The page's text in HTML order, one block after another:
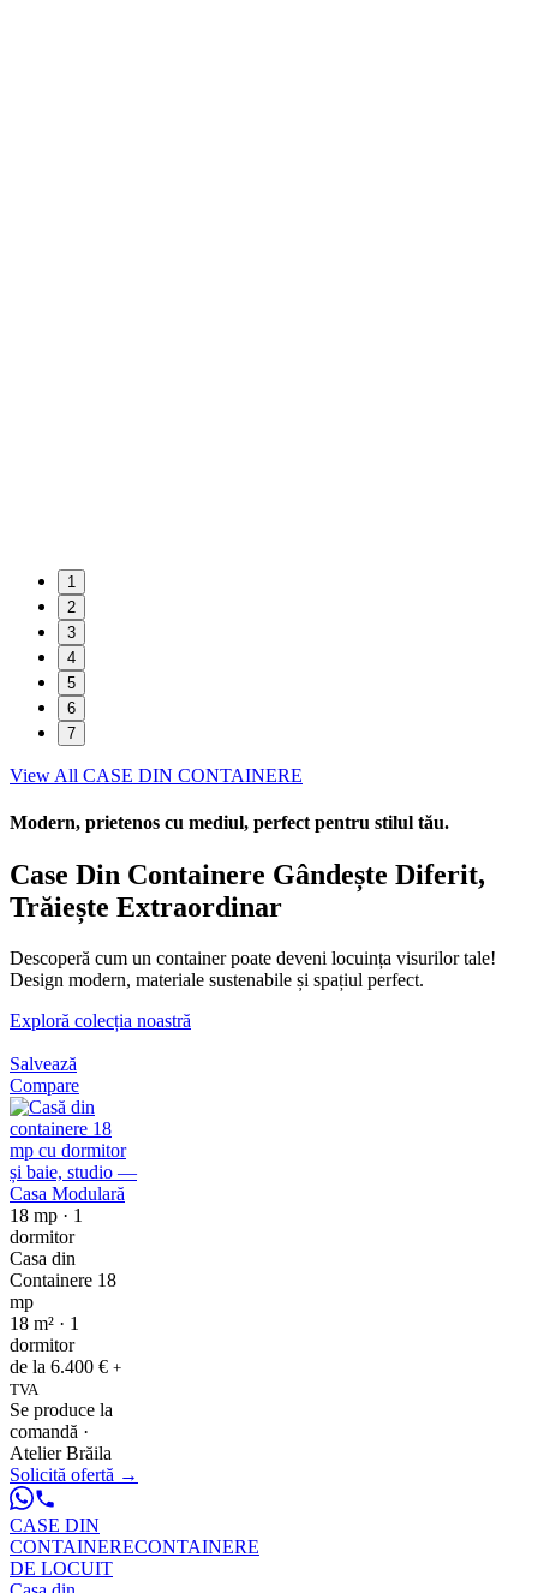
1
2
3
4
5
6
7
View All CASE DIN CONTAINERE
Modern, prietenos cu mediul, perfect pentru stilul tău.
Case Din Containere Gândește Diferit,
Trăiește Extraordinar
Descoperă cum un container poate deveni locuința visurilor tale!
Design modern, materiale sustenabile și spațiul perfect.
Exploră colecția noastră
Salvează
Compare
18 mp · 1
dormitor
Casa din
Containere 18
mp
18 m² · 1
dormitor
de la 6.400 € +
TVA
Se produce la
comandă ·
Atelier Brăila
Solicită ofertă →
CASE DIN
CONTAINERECONTAINERE
DE LOCUIT